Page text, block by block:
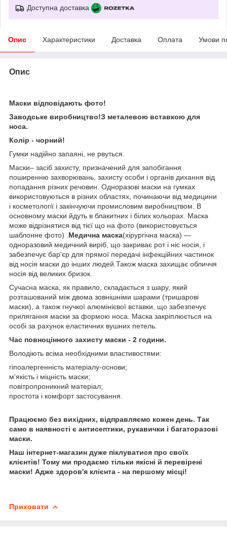
Доступна доставка
Опис Характеристики Доставка Оплата Умови
Опис
Маски відповідають фото!
Заводське виробництво!З металевою вставкою для
носа.
Колір - чорний!
Гумки надійно запаяні, не рвуться.
Маски– засіб захисту, призначений для запобігання
поширенню захворювань, захисту особи і органів дихання від
попадання різних речовин. Одноразові маски на гумках
використовуються в різних областях, починаючи від медицини
і косметології і закінчуючи промисловим виробництвом. В
основному маски йдуть в блакитних і білих кольорах. Маска
може відрізнятися від тієї що на фото (використовується
шаблонне фото) . Медична маска(хірургічна маска) —
одноразовий медичний виріб, що закриває рот і ніс носія, і
забезпечує бар'єр для прямої передачі інфекційних частинок
від носія маски до інших людей.Також маска захищає обличчя
носія від великих бризок.
Сучасна маска, як правило, складається з шару, який
розташований між двома зовнішніми шарами (тришарові
маски), а також гнучкої алюмінієвої вставки, що забезпечує
прилягання маски за формою носа. Маска закріплюється на
особі за рахунок еластичних вушних петель.
Час повноцінного захисту маски - 2 години.
Володіють всіма необхідними властивостями:
гіпоалергенність матеріалу-основи;
м'якість і міцність маски;
повітропроникний матеріал;
простота і комфорт застосування.
Працюємо без вихідних, відправляємо кожен день. Так
само в наявності є антисептики, рукавички і багаторазові
маски.
Наш інтернет-магазин дуже піклуватися про своїх
клієнтів! Тому ми продаємо тільки якісні й перевірені
маски! Адже здоров'я клієнта - на першому місці!
Приховати